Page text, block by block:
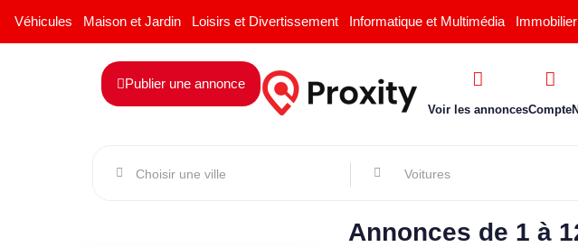
Véhicules Maison et Jardin Loisirs et Divertissement Informatique et Multimédia Immobilier
Publier une annonce
Voir les annoncesCompte
Annonces de 1 à